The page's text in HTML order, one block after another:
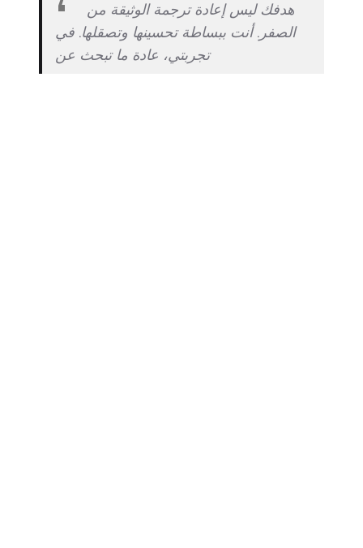
هدفك ليس إعادة ترجمة الوثيقة من
الصفر. أنت ببساطة تحسينها وتصقلها. في
تجربتي، عادة ما تبحث عن